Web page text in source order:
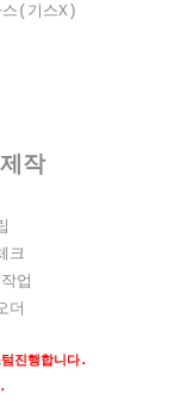
(기스X)
작
크
업
더
진행합니다.